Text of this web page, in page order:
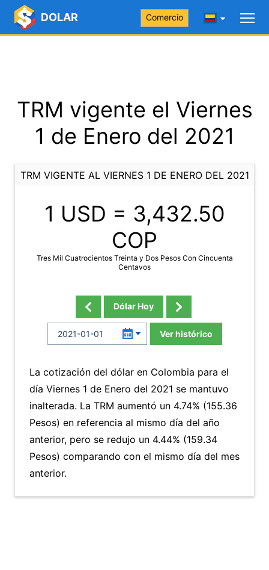
DOLAR Comercio
TRM vigente el Viernes
1 de Enero del 2021
TRM VIGENTE AL VIERNES 1 DE ENERO DEL 2021
1 USD = 3,432.50
COP
Tres Mil Cuatrocientos Treinta y Dos Pesos Con Cincuenta
Centavos
Dólar Hoy
Ver histórico
La cotización del dólar en Colombia para el
día Viernes 1 de Enero del 2021 se mantuvo
inalterada. La TRM aumentó un 4.74% (155.36
Pesos) en referencia al mismo día del año
anterior, pero se redujo un 4.44% (159.34
Pesos) comparando con el mismo día del mes
anterior.